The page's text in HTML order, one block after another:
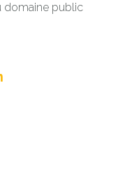
domaine public